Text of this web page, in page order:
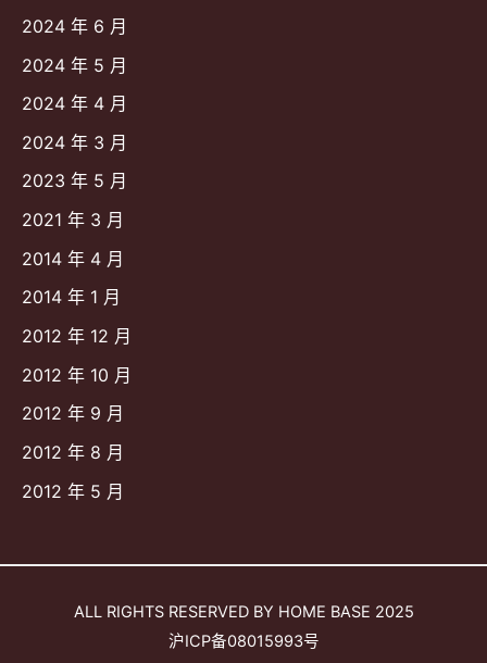
2024 年 6 月
2024 年 5 月
2024 年 4 月
2024 年 3 月
2023 年 5 月
2021 年 3 月
2014 年 4 月
2014 年 1 月
2012 年 12 月
2012 年 10 月
2012 年 9 月
2012 年 8 月
2012 年 5 月
ALL RIGHTS RESERVED BY HOME BASE 2025
沪ICP备08015993号